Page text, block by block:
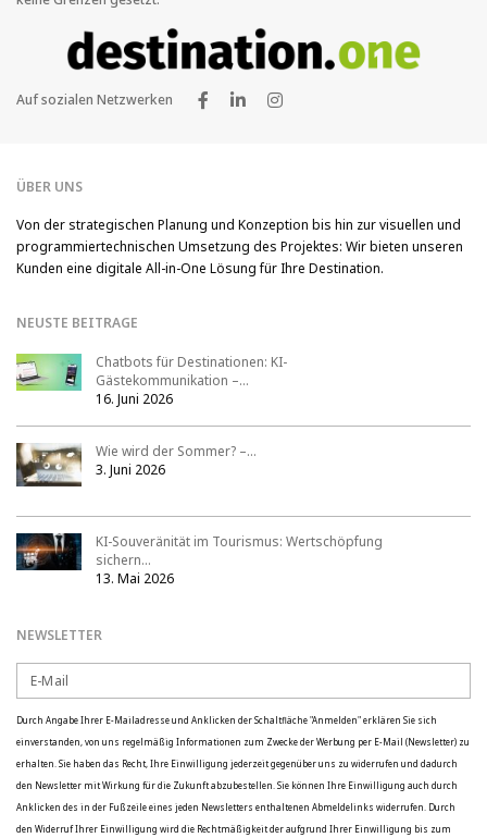
Auf sozialen Netzwerken
ÜBER UNS
Von der strategischen Planung und Konzeption bis hin zur visuellen und
programmiertechnischen Umsetzung des Projektes: Wir bieten unseren
Kunden eine digitale All-in-One Lösung für Ihre Destination.
NEUSTE BEITRAGE
Chatbots für Destinationen: KI-
Gästekommunikation –…
16. Juni 2026
Wie wird der Sommer? –…
3. Juni 2026
KI-Souveränität im Tourismus: Wertschöpfung
sichern…
13. Mai 2026
NEWSLETTER
Durch Angabe Ihrer E-Mailadresse und Anklicken der Schaltfläche "Anmelden" erklären Sie sich
einverstanden, von uns regelmäßig Informationen zum Zwecke der Werbung per E-Mail (Newsletter) zu
erhalten. Sie haben das Recht, Ihre Einwilligung jederzeit gegenüber uns zu widerrufen und dadurch
den Newsletter mit Wirkung für die Zukunft abzubestellen. Sie können Ihre Einwilligung auch durch
Anklicken des in der Fußzeile eines jeden Newsletters enthaltenen Abmeldelinks widerrufen. Durch
den Widerruf Ihrer Einwilligung wird die Rechtmäßigkeit der aufgrund Ihrer Einwilligung bis zum